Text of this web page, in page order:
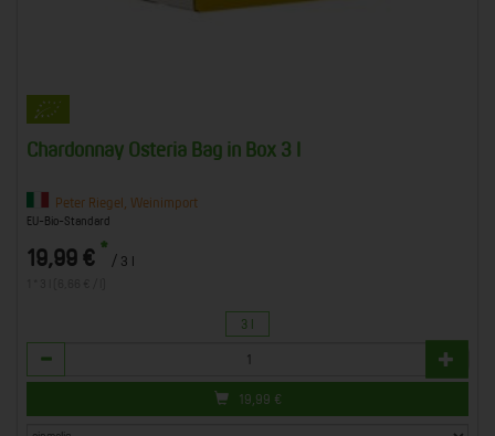
Chardonnay Osteria Bag in Box 3 l
Peter Riegel, Weinimport
EU-Bio-Standard
19,99 € * / 3 l
3 l
Anzahl
19,99 €